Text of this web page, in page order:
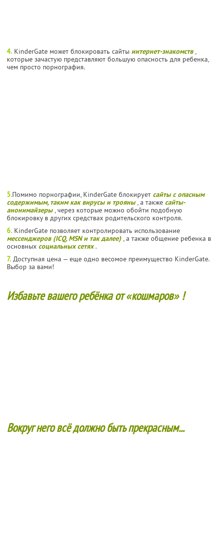
4. KinderGate может блокировать сайты интернет-знакомств ,
которые зачастую представляют большую опасность для ребенка,
чем просто порнография.
5.Помимо порнографии, KinderGate блокирует сайты с опасным
содержимым, таким как вирусы и трояны , а также сайты-
анонимайзеры , через которые можно обойти подобную
блокировку в других средствах родительского контроля.
6. KinderGate позволяет контролировать использование
мессенджеров (ICQ, MSN и так далее) , а также общение ребенка в
основных социальных сетях .
7. Доступная цена — еще одно весомое преимущество KinderGate.
Выбор за вами!
Избавьте вашего ребёнка от«кошмаров»!
Вокруг него всё должно быть прекрасным...